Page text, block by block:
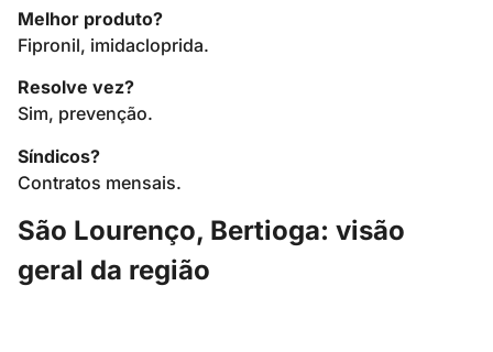
Melhor produto?
Fipronil, imidacloprida.
Resolve vez?
Sim, prevenção.
Síndicos?
Contratos mensais.
São Lourenço, Bertioga: visão
geral da região